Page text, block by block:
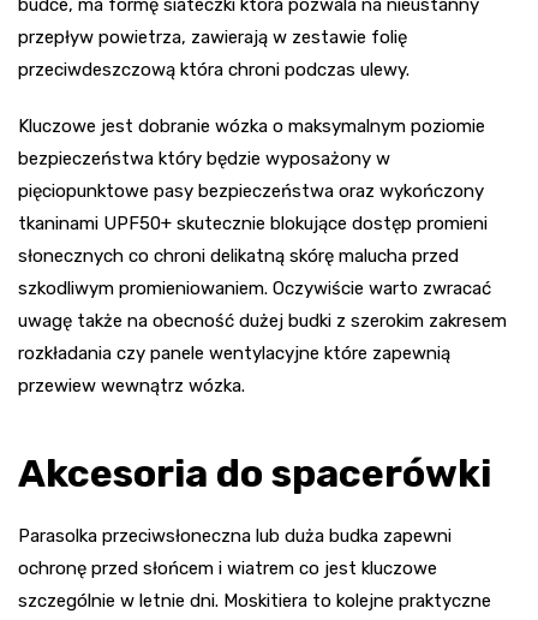
przepływ powietrza, zawierają w zestawie folię
przeciwdeszczową która chroni podczas ulewy.
Kluczowe jest dobranie wózka o maksymalnym poziomie
bezpieczeństwa który będzie wyposażony w
pięciopunktowe pasy bezpieczeństwa oraz wykończony
tkaninami UPF50+ skutecznie blokujące dostęp promieni
słonecznych co chroni delikatną skórę malucha przed
szkodliwym promieniowaniem. Oczywiście warto zwracać
uwagę także na obecność dużej budki z szerokim zakresem
rozkładania czy panele wentylacyjne które zapewnią
przewiew wewnątrz wózka.
Akcesoria do spacerówki
Parasolka przeciwsłoneczna lub duża budka zapewni
ochronę przed słońcem i wiatrem co jest kluczowe
szczególnie w letnie dni. Moskitiera to kolejne praktyczne